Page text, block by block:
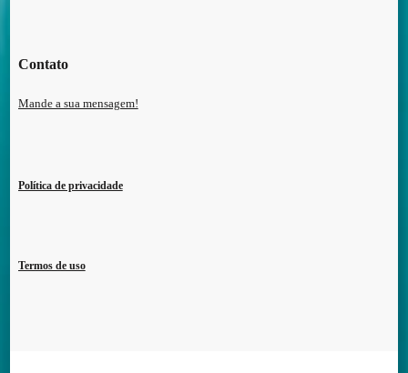
Contato
Mande a sua mensagem!
Política de privacidade
Termos de uso